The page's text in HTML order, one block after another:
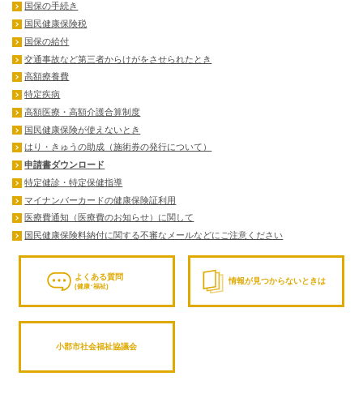
国保の手続き
国民健康保険税
国保の給付
交通事故など第三者からけがをさせられたとき
高額療養費
特定疾病
高額医療・高額介護合算制度
国民健康保険が使えないとき
はり・きゅうの助成（施術券の発行について）
申請書ダウンロード
特定健診・特定保健指導
マイナンバーカードの健康保険証利用
医療費通知（医療費のお知らせ）に関して
国民健康保険料納付に関する不審なメールなどにご注意ください
よくある質問
(健康･福祉)
情報が見つからないときは
小郡市社会福祉協議会